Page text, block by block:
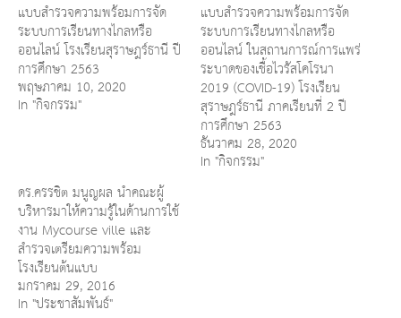
แบบสำรวจความพร้อมการจัด
ระบบการเรียนทางไกลหรือ
ออนไลน์ โรงเรียนสุราษฎร์ธานี ปี
การศึกษา 2563
พฤษภาคม 10, 2020
In "กิจกรรม"
แบบสำรวจความพร้อมการจัด
ระบบการเรียนทางไกลหรือ
ออนไลน์ ในสถานการณ์การแพร่
ระบาดของเชื้อไวรัสโคโรนา
2019 (COVID-19) โรงเรียน
สุราษฎร์ธานี ภาคเรียนที่ 2 ปี
การศึกษา 2563
ธันวาคม 28, 2020
In "กิจกรรม"
ดร.ครรชิต มนูญผล นำคณะผู้
บริหารมาให้ความรู้ในด้านการใช้
งาน Mycourse ville และ
สำรวจเตรียมความพร้อม
โรงเรียนต้นแบบ
มกราคม 29, 2016
In "ประชาสัมพันธ์"